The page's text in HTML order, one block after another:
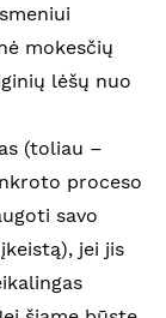
mokesčių
lėšų nuo
(toliau –
proceso
savo
jei jis